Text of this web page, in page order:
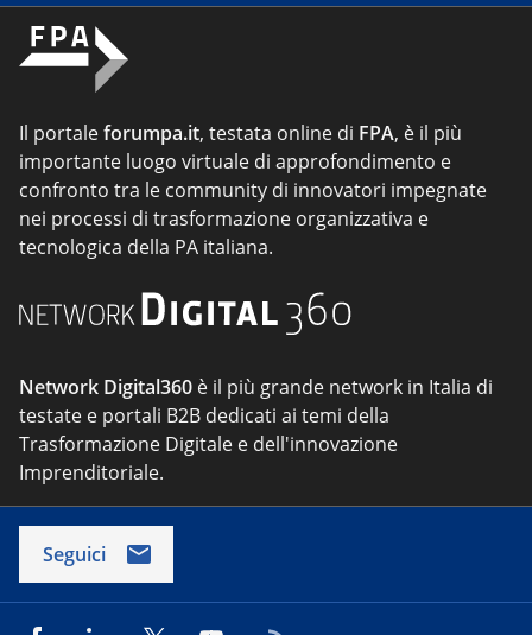
Il portaleforumpa.it, testata online di FPA, è il più
importante luogo virtuale di approfondimento e
confronto tra le community di innovatori impegnate
nei processi di trasformazione organizzativa e
tecnologica della PA italiana.
Network Digital360 è il più grande network in Italia di
testate e portali B2B dedicati ai temi della
Trasformazione Digitale e dell'innovazione
Imprenditoriale.
Seguici